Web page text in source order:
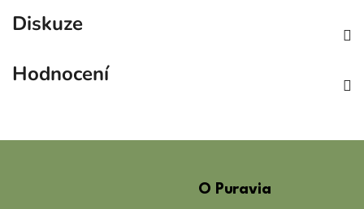
Diskuze
Hodnocení
O Puravia